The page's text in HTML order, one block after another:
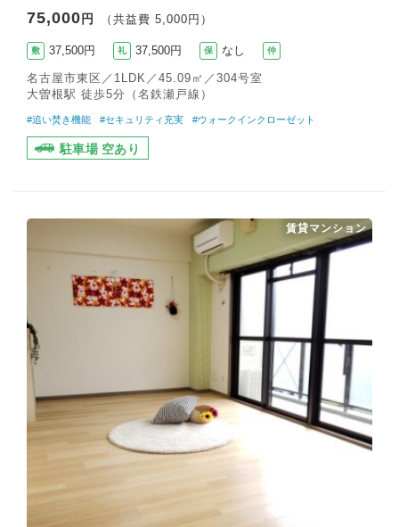
75,000 円 （共益費 5,000円）
敷 37,500円 礼 37,500円 保 なし 仲
名古屋市東区／1LDK／45.09㎡／304号室
大曽根駅 徒歩5分（名鉄瀬戸線）
#追い焚き機能 #セキュリティ充実 #ウォークインクローゼット
駐車場 空あり
賃貸マンション